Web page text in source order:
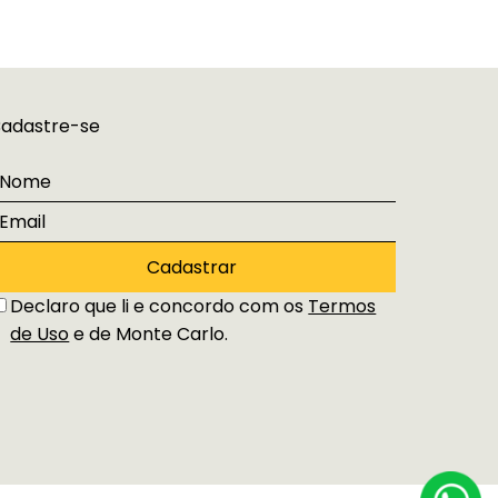
se
Cadastrar
Declaro que li e concordo com os Termos
de Usoe de Monte Carlo.